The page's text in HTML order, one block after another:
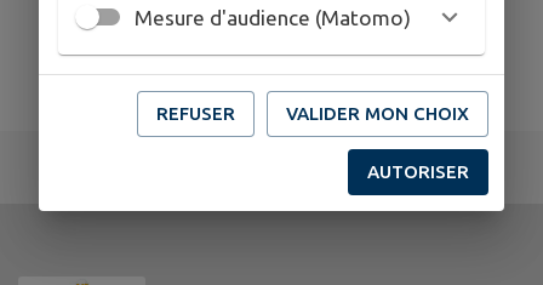
Mesure d'audience (Matomo)
REFUSER VALIDER MON CHOIX
AUTORISER